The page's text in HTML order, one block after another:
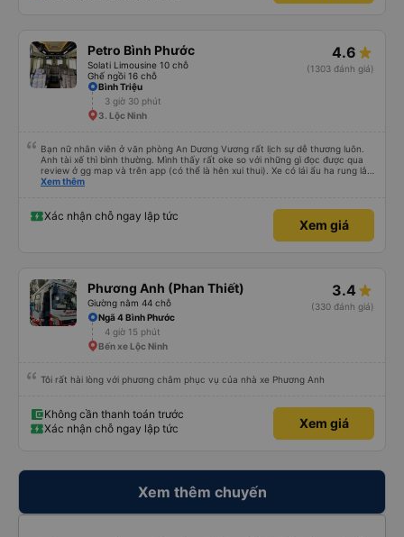
Petro Bình Phước
Solati Limousine 10 chỗ
Ghế ngồi 16 chỗ
4.6
(1303 đánh giá)
Bình Triệu
3 giờ 30 phút
3. Lộc Ninh
Bạn nữ nhân viên ở văn phòng An Dương Vương rất lịch sự dễ thương luôn.
Anh tài xế thì bình thường. Mình thấy rất oke so với những gì đọc được qua
review ở gg map và trên app (có thể là hên xui thui). Xe có lái ẩu ha rung lắc
hay không thì cũng ko rõ tại mình say xe nên ngủ ko à
Xem thêm
Xác nhận chỗ ngay lập tức
Xem giá
Phương Anh (Phan Thiết)
Giường nằm 44 chỗ
3.4
(330 đánh giá)
Ngã 4 Bình Phước
4 giờ 15 phút
Bến xe Lộc Ninh
Tôi rất hài lòng với phương châm phục vụ của nhà xe Phương Anh
Không cần thanh toán trước
Xác nhận chỗ ngay lập tức
Xem giá
Xem thêm chuyến